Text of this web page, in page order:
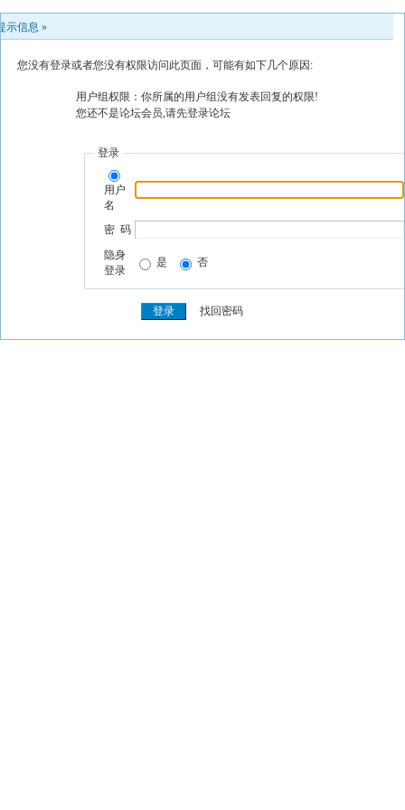
示信息 »
您没有登录或者您没有权限访问此页面，可能有如下几个原因:
用户组权限：你所属的用户组没有发表回复的权限!
您还不是论坛会员,请先登录论坛
登录
用户
名
密 码
隐身
登录
是 否
找回密码